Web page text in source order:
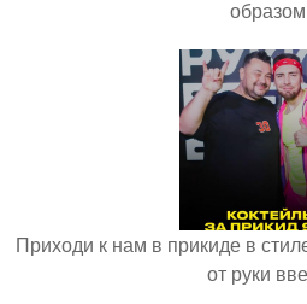
Приходи к нам в прикиде в
от руки